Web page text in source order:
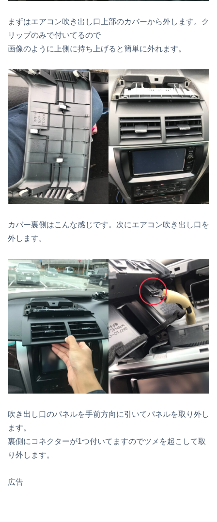
まずはエアコン吹き出し口上部のカバーから外します。ク
リップのみで付いてるので
画像のように上側に持ち上げると簡単に外れます。
カバー裏側はこんな感じです。次にエアコン吹き出し口を
外します。
吹き出し口のパネルを手前方向に引いてパネルを取り外し
ます。
裏側にコネクターが1つ付いてますのでツメを起こして取
り外します。
広告